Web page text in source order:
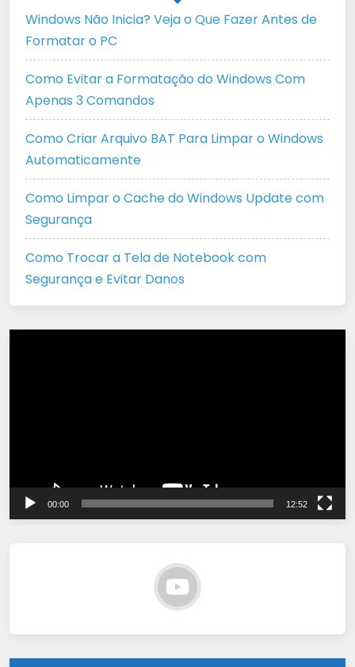
Windows Não Inicia? Veja o Que Fazer Antes de
Formatar o PC
Como Evitar a Formatação do Windows Com
Apenas 3 Comandos
Como Criar Arquivo BAT Para Limpar o Windows
Automaticamente
Como Limpar o Cache do Windows Update com
Segurança
Como Trocar a Tela de Notebook com
Segurança e Evitar Danos
00:00 12:52